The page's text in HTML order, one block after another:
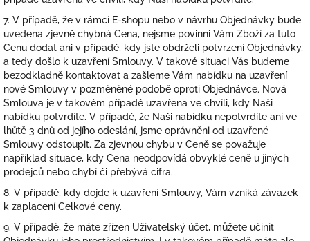
7. V případě, že v rámci E-shopu nebo v návrhu Objednávky bude
uvedena zjevně chybná Cena, nejsme povinni Vám Zboží za tuto
Cenu dodat ani v případě, kdy jste obdrželi potvrzení Objednávky,
a tedy došlo k uzavření Smlouvy. V takové situaci Vás budeme
bezodkladně kontaktovat a zašleme Vám nabídku na uzavření
nové Smlouvy v pozměněné podobě oproti Objednávce. Nová
Smlouva je v takovém případě uzavřena ve chvíli, kdy Naši
nabídku potvrdíte. V případě, že Naši nabídku nepotvrdíte ani ve
lhůtě 3 dnů od jejího odeslání, jsme oprávněni od uzavřené
Smlouvy odstoupit. Za zjevnou chybu v Ceně se považuje
například situace, kdy Cena neodpovídá obvyklé ceně u jiných
prodejců nebo chybí či přebývá cifra.
8. V případě, kdy dojde k uzavření Smlouvy, Vám vzniká závazek
k zaplacení Celkové ceny.
9. V případě, že máte zřízen Uživatelský účet, můžete učinit